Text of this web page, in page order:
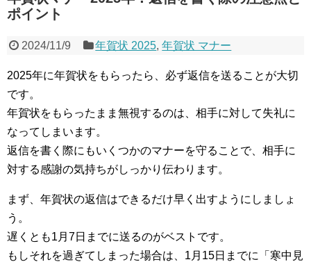
ポイント
2024/11/9 年賀状 2025,年賀状 マナー
2025年に年賀状をもらったら、必ず返信を送ることが大切
です。
年賀状をもらったまま無視するのは、相手に対して失礼に
なってしまいます。
返信を書く際にもいくつかのマナーを守ることで、相手に
対する感謝の気持ちがしっかり伝わります。
まず、年賀状の返信はできるだけ早く出すようにしましょ
う。
遅くとも1月7日までに送るのがベストです。
もしそれを過ぎてしまった場合は、1月15日までに「寒中見